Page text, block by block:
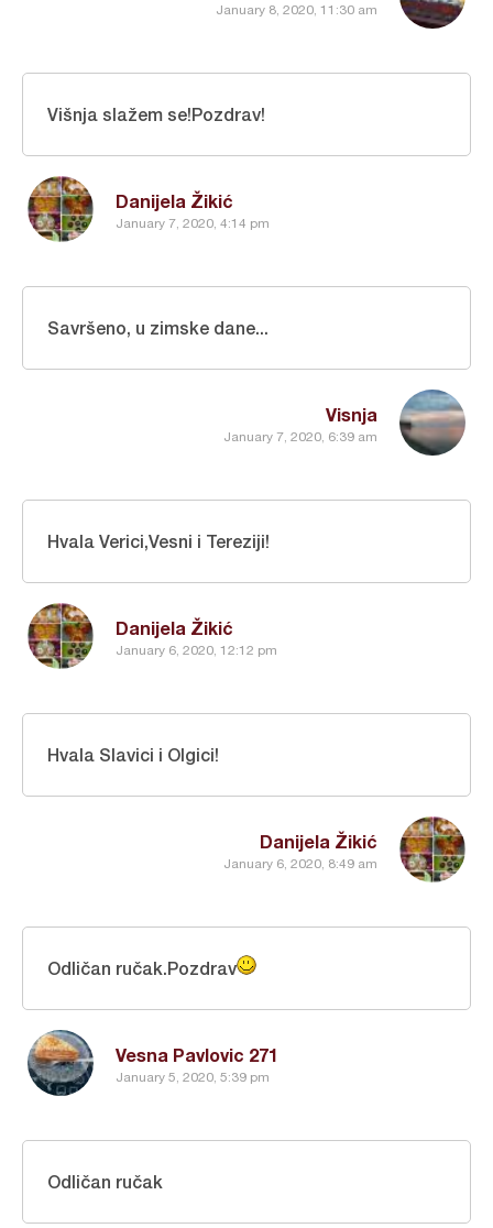
January 8, 2020, 11:30 am
Danijela Žikić
January 7, 2020, 4:14 pm
Višnja slažem se!Pozdrav!
Visnja
January 7, 2020, 6:39 am
Savršeno, u zimske dane...
Danijela Žikić
January 6, 2020, 12:12 pm
Hvala Verici,Vesni i Tereziji!
Danijela Žikić
January 6, 2020, 8:49 am
Hvala Slavici i Olgici!
Vesna Pavlovic 271
January 5, 2020, 5:39 pm
Odličan ručak.Pozdrav
Odličan ručak